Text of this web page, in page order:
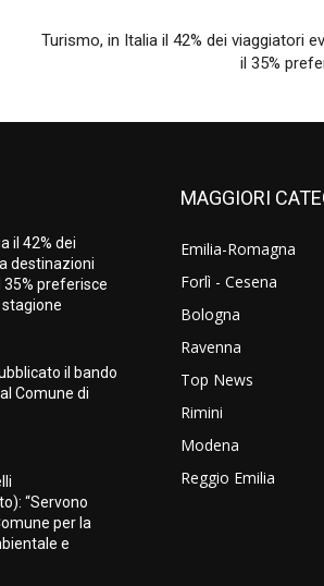
Turismo, in Italia il 42% dei viaggiatori
il 35%
il 42% dei
destinazioni
preferisce
il bando
Comune di
“Servono
per la
e
MAGGIORI
Emilia-Romagna
Forlì - Cesena
Bologna
Ravenna
Top News
Rimini
Modena
Reggio Emilia